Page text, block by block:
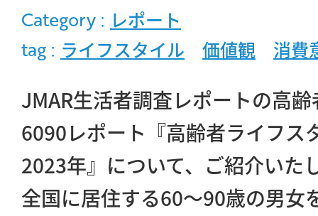
COMPANY
CONTACT
Category : レポート
tag : ライフスタイル 価値観 消費
JMAR生活者調査レポートの高
6090レポート『高齢者ライフス
2023年』について、ご紹介いた
全国に居住する60～90歳の男女